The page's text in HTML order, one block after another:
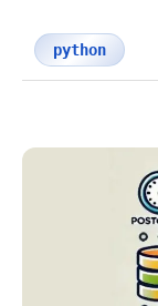
python